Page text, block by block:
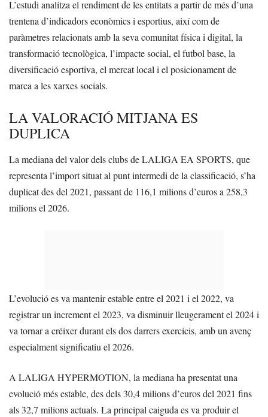
L’estudi analitza el rendiment de les entitats a partir de més d’una
trentena d’indicadors econòmics i esportius, així com de
paràmetres relacionats amb la seva comunitat física i digital, la
transformació tecnològica, l’impacte social, el futbol base, la
diversificació esportiva, el mercat local i el posicionament de
marca a les xarxes socials.
LA VALORACIÓ MITJANA ES
DUPLICA
La mediana del valor dels clubs de LALIGA EA SPORTS, que
representa l’import situat al punt intermedi de la classificació, s’ha
duplicat des del 2021, passant de 116,1 milions d’euros a 258,3
milions el 2026.
L’evolució es va mantenir estable entre el 2021 i el 2022, va
registrar un increment el 2023, va disminuir lleugerament el 2024 i
va tornar a créixer durant els dos darrers exercicis, amb un avenç
especialment significatiu el 2026.
A LALIGA HYPERMOTION, la mediana ha presentat una
evolució més estable, des dels 30,4 milions d’euros del 2021 fins
als 32,7 milions actuals. La principal caiguda es va produir el